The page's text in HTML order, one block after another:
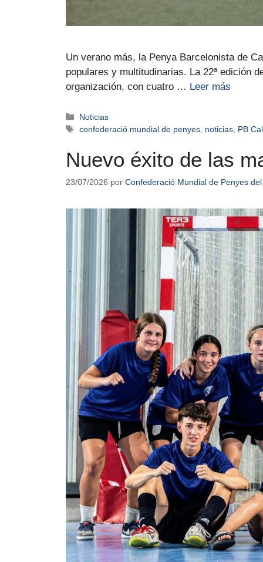
Un verano más, la Penya Barcelonista de
populares y multitudinarias. La 22ª edición
organización, con cuatro … Leer más
Noticias
confederació mundial de penyes noticias PB
Nuevo éxito de las
23/07/2026 por Confederació Mundial de Penyes